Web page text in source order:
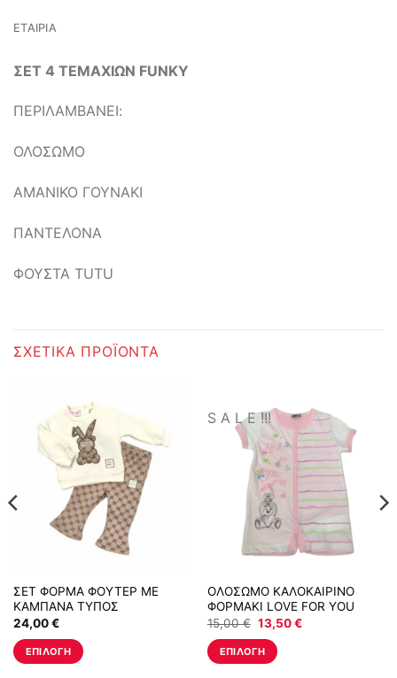
ΕΤΑΙΡΊΑ
ΣΕΤ 4 ΤΕΜΑΧΙΩΝ FUNKY
ΠΕΡΙΛΑΜΒΑΝΕΙ:
ΟΛΟΣΩΜΟ
ΑΜΑΝΙΚΟ ΓΟΥΝΑΚΙ
ΠΑΝΤΕΛΟΝΑ
ΦΟΥΣΤΑ TUTU
ΣΧΕΤΙΚΆ ΠΡΟΪΌΝΤΑ
ΣΕΤ ΦΟΡΜΑ ΦΟΥΤΕΡ ΜΕ
ΚΑΜΠΑΝΑ ΤΥΠΟΣ
24,00€
ΕΠΙΛΟΓΉ
S A L E !!!
ΟΛΟΣΩΜΟ ΚΑΛΟΚΑΙΡΙΝΟ
ΦΟΡΜΑΚΙ LOVE FOR YOU
ΛΕΥΚΟ-ΡΟΖ
15,00€ Original
price
was:
15,00 €.
13,50€Η
ΕΠΙΛΟΓΉ